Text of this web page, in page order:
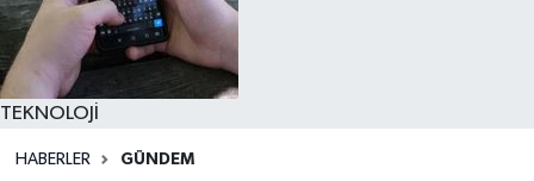
TEKNOLOJİ
HABERLER GÜNDEM